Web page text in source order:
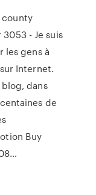
county
- Je suis
les gens à
Internet.
dans
de
Buy